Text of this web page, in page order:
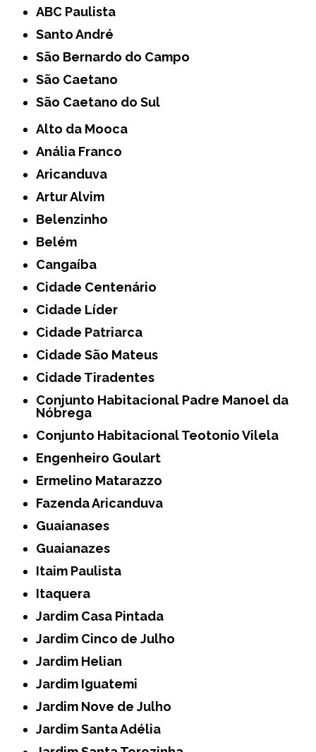
ABC Paulista
Santo André
São Bernardo do Campo
São Caetano
São Caetano do Sul
Alto da Mooca
Anália Franco
Aricanduva
Artur Alvim
Belenzinho
Belém
Cangaíba
Cidade Centenário
Cidade Líder
Cidade Patriarca
Cidade São Mateus
Cidade Tiradentes
Conjunto Habitacional Padre Manoel da
Nóbrega
Conjunto Habitacional Teotonio Vilela
Engenheiro Goulart
Ermelino Matarazzo
Fazenda Aricanduva
Guaianases
Guaianazes
Itaim Paulista
Itaquera
Jardim Casa Pintada
Jardim Cinco de Julho
Jardim Helian
Jardim Iguatemi
Jardim Nove de Julho
Jardim Santa Adélia